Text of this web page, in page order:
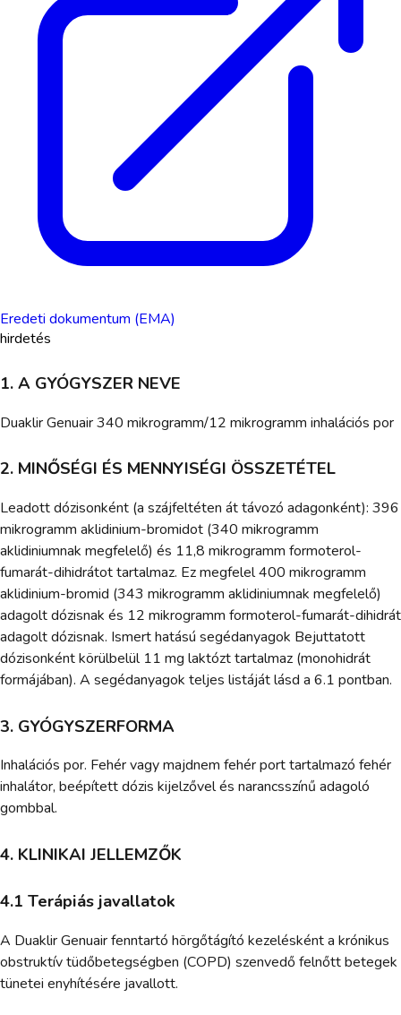
Eredeti dokumentum (EMA)
hirdetés
1. A GYÓGYSZER NEVE
Duaklir Genuair 340 mikrogramm/12 mikrogramm inhalációs por
2. MINŐSÉGI ÉS MENNYISÉGI ÖSSZETÉTEL
Leadott dózisonként (a szájfeltéten át távozó adagonként): 396
mikrogramm aklidinium-bromidot (340 mikrogramm
aklidiniumnak megfelelő) és 11,8 mikrogramm formoterol-
fumarát-dihidrátot tartalmaz. Ez megfelel 400 mikrogramm
aklidinium-bromid (343 mikrogramm aklidiniumnak megfelelő)
adagolt dózisnak és 12 mikrogramm formoterol-fumarát-dihidrát
adagolt dózisnak. Ismert hatású segédanyagok Bejuttatott
dózisonként körülbelül 11 mg laktózt tartalmaz (monohidrát
formájában). A segédanyagok teljes listáját lásd a 6.1 pontban.
3. GYÓGYSZERFORMA
Inhalációs por. Fehér vagy majdnem fehér port tartalmazó fehér
inhalátor, beépített dózis kijelzővel és narancsszínű adagoló
gombbal.
4. KLINIKAI JELLEMZŐK
4.1 Terápiás javallatok
A Duaklir Genuair fenntartó hörgőtágító kezelésként a krónikus
obstruktív tüdőbetegségben (COPD) szenvedő felnőtt betegek
tünetei enyhítésére javallott.